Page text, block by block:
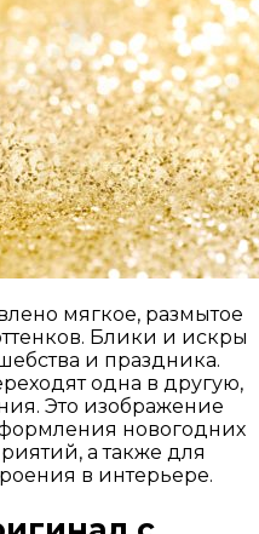
мягкое, размытое
Блики и искры
и праздника.
одна в другую,
Это изображение
новогодних
а также для
в интерьере.